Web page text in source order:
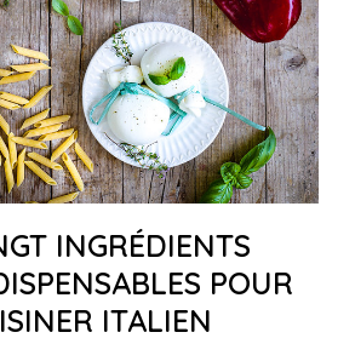
INGRÉDIENTS
POUR
ITALIEN